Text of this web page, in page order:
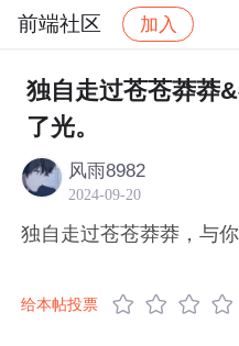
前端社区 加入
社区 前端社区 感慨
独自走过苍苍莽莽
了光。
风雨8982
2024-09-20
独自走过苍苍莽莽，与
给本帖投票